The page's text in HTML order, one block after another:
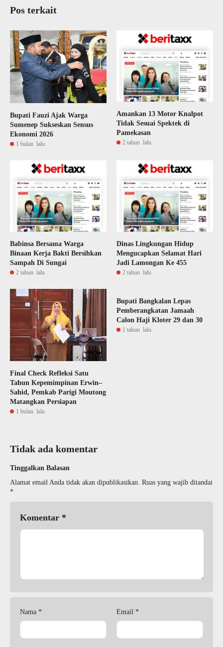
Pos terkait
Bupati Fauzi Ajak Warga
Sumenep Sukseskan Sensus
Ekonomi 2026
1 bulan lalu
Amankan 13 Motor Knalpot
Tidak Sesuai Spektek di
Pamekasan
2 tahun lalu
Babinsa Bersama Warga
Binaan Kerja Bakti Bersihkan
Sampah Di Sungai
2 tahun lalu
Dinas Lingkungan Hidup
Mengucapkan Selamat Hari
Jadi Lamongan Ke 455
2 tahun lalu
Final Check Refleksi Satu
Tahun Kepemimpinan Erwin–
Sahid, Pemkab Parigi Moutong
Matangkan Persiapan
1 bulan lalu
Bupati Bangkalan Lepas
Pemberangkatan Jamaah
Calon Haji Kloter 29 dan 30
1 tahun lalu
Tidak ada komentar
Tinggalkan Balasan
Alamat email Anda tidak akan dipublikasikan. Ruas yang wajib ditandai
*
Komentar *
Nama * Email *